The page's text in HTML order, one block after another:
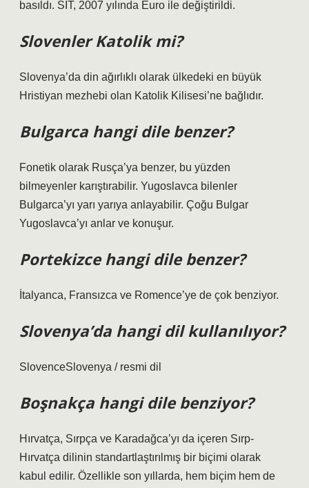
basıldı. SIT, 2007 yılında Euro ile değiştirildi.
Slovenler Katolik mi?
Slovenya’da din ağırlıklı olarak ülkedeki en büyük
Hristiyan mezhebi olan Katolik Kilisesi’ne bağlıdır.
Bulgarca hangi dile benzer?
Fonetik olarak Rusça’ya benzer, bu yüzden
bilmeyenler karıştırabilir. Yugoslavca bilenler
Bulgarca’yı yarı yarıya anlayabilir. Çoğu Bulgar
Yugoslavca’yı anlar ve konuşur.
Portekizce hangi dile benzer?
İtalyanca, Fransızca ve Romence’ye de çok benziyor.
Slovenya’da hangi dil kullanılıyor?
SlovenceSlovenya / resmi dil
Boşnakça hangi dile benziyor?
Hırvatça, Sırpça ve Karadağca’yı da içeren Sırp-
Hırvatça dilinin standartlaştırılmış bir biçimi olarak
kabul edilir. Özellikle son yıllarda, hem biçim hem de